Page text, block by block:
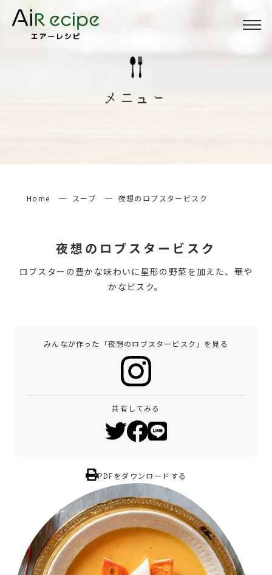
Menu
メニュー
Home スープ 夜想のロブスタービスク
夜想のロブスタービスク
ロブスターの豊かな味わいに星形の野菜を加えた、華や
かなビスク。
みんなが作った「夜想のロブスタービスク」を見る
共有してみる
PDFをダウンロードする